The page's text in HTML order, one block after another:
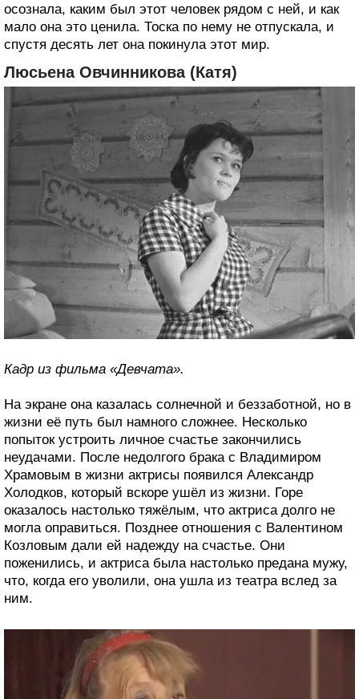
осознала, каким был этот человек рядом с ней, и как
мало она это ценила. Тоска по нему не отпускала, и
спустя десять лет она покинула этот мир.
Люсьена Овчинникова (Катя)
Кадр из фильма «Девчата».
На экране она казалась солнечной и беззаботной, но в
жизни её путь был намного сложнее. Несколько
попыток устроить личное счастье закончились
неудачами. После недолгого брака с Владимиром
Храмовым в жизни актрисы появился Александр
Холодков, который вскоре ушёл из жизни. Горе
оказалось настолько тяжёлым, что актриса долго не
могла оправиться. Позднее отношения с Валентином
Козловым дали ей надежду на счастье. Они
поженились, и актриса была настолько предана мужу,
что, когда его уволили, она ушла из театра вслед за
ним.